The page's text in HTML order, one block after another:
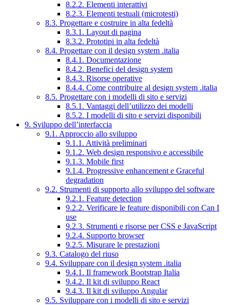
8.2.2. Elementi interattivi
8.2.3. Elementi testuali (microtesti)
8.3. Progettare e costruire in alta fedeltà
8.3.1. Layout di pagina
8.3.2. Prototipi in alta fedeltà
8.4. Progettare con il design system .italia
8.4.1. Documentazione
8.4.2. Benefici del design system
8.4.3. Risorse operative
8.4.4. Come contribuire al design system .italia
8.5. Progettare con i modelli di sito e servizi
8.5.1. Vantaggi dell’utilizzo dei modelli
8.5.2. I modelli di sito e servizi disponibili
9. Sviluppo dell’interfaccia
9.1. Approccio allo sviluppo
9.1.1. Attività preliminari
9.1.2. Web design responsivo e accessibile
9.1.3. Mobile first
9.1.4. Progressive enhancement e Graceful
degradation
9.2. Strumenti di supporto allo sviluppo del software
9.2.1. Feature detection
9.2.2. Verificare le feature disponibili con Can I
use
9.2.3. Strumenti e risorse per CSS e JavaScript
9.2.4. Supporto browser
9.2.5. Misurare le prestazioni
9.3. Catalogo del riuso
9.4. Sviluppare con il design system .italia
9.4.1. Il framework Bootstrap Italia
9.4.2. Il kit di sviluppo React
9.4.3. Il kit di sviluppo Angular
9.5. Sviluppare con i modelli di sito e servizi